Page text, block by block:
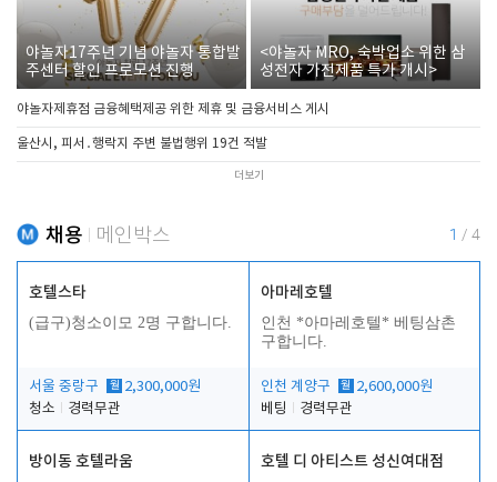
야놀자17주년 기념 야놀자 통합발
주센터 할인 프로모션 진행
<야놀자 MRO, 숙박업소 위한 삼
성전자 가전제품 특가 개시>
야놀자제휴점 금융혜택제공 위한 제휴 및 금융서비스 게시
울산시, 피서․행락지 주변 불법행위 19건 적발
더보기
채용 메인박스 1 / 4
호텔스타
(급구)청소이모 2명 구합니다.
서울 중랑구 월 2,300,000원
청소
경력무관
아마레호텔
인천 *아마레호텔* 베팅삼촌
구합니다.
인천 계양구 월 2,600,000원
베팅
경력무관
방이동 호텔라움 호텔 디 아티스트 성신여대점